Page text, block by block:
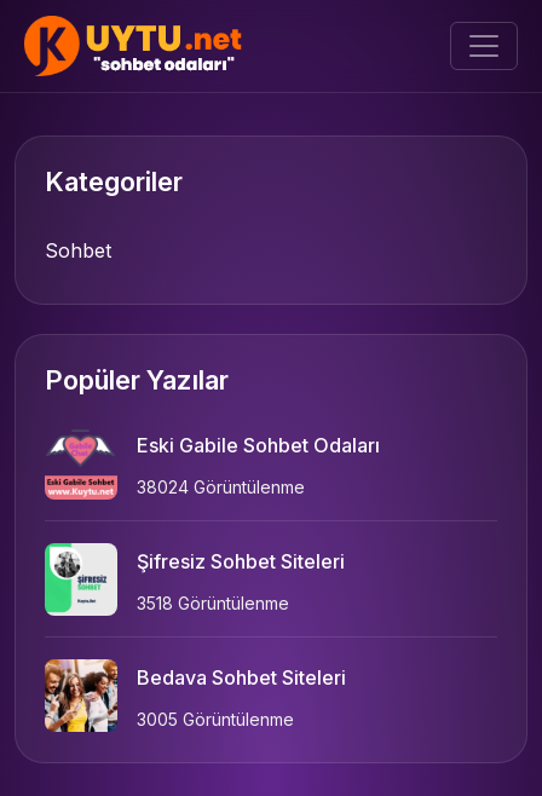
Kategoriler
Sohbet
Popüler Yazılar
Eski Gabile Sohbet Odaları
38024 Görüntülenme
Şifresiz Sohbet Siteleri
3518 Görüntülenme
Bedava Sohbet Siteleri
3005 Görüntülenme